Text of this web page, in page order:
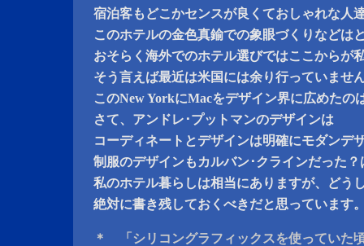
宿泊客もどこかセンスが良くておしゃれな人
このホテルの金色真鍮での象眼づくりなどは
おそらく海外でのホテル選びではここからが
そう言えば最近は米国には余り行っていませ
このNew YorkにMacをデザイン界に広めたの
さて、アンドレ･プットマンのデザインは
コーディネートとデザインは明確にモダンデ
制服のデザインもカルバン･クラインだった？
私のホテル暮らしは相当にありますが、どう
絶対に書き残しておくべきだと思っています
＊ 「シリコングラフィックスを使っていた